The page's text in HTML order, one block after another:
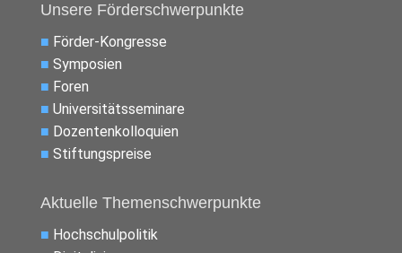
Unsere Förderschwerpunkte
■ Förder-Kongresse
■ Symposien
■ Foren
■ Universitätsseminare
■ Dozentenkolloquien
■ Stiftungspreise
Aktuelle Themenschwerpunkte
■ Hochschulpolitik